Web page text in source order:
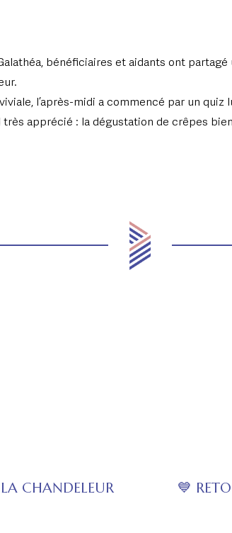
bénéficiaires et aidants ont
l’après-midi a commencé par un quiz
apprécié : la dégustation de crêpes
CHANDELEUR
💙